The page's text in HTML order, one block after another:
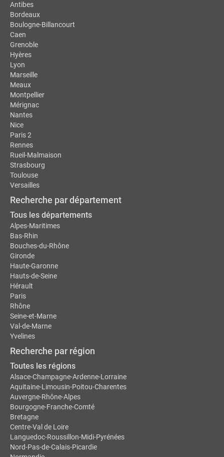
Antibes
Bordeaux
Boulogne-Billancourt
Caen
Grenoble
Hyères
Lyon
Marseille
Meaux
Montpellier
Mérignac
Nantes
Nice
Paris 2
Rennes
Rueil-Malmaison
Strasbourg
Toulouse
Versailles
Recherche par département
Tous les départements
Alpes-Maritimes
Bas-Rhin
Bouches-du-Rhône
Gironde
Haute-Garonne
Hauts-de-Seine
Hérault
Paris
Rhône
Seine-et-Marne
Val-de-Marne
Yvelines
Recherche par région
Toutes les régions
Alsace-Champagne-Ardenne-Lorraine
Aquitaine-Limousin-Poitou-Charentes
Auvergne-Rhône-Alpes
Bourgogne-Franche-Comté
Bretagne
Centre-Val de Loire
Languedoc-Roussillon-Midi-Pyrénées
Nord-Pas-de-Calais-Picardie